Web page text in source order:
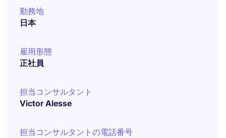
勤務地
日本
雇用形態
正社員
担当コンサルタント
Victor Alesse
担当コンサルタントの電話番号